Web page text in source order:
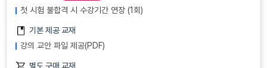
첫 시험 불합격 시 수강기간 연장 (1회)
기본 제공 교재
강의 교안 파일 제공(PDF)
별도 구매 교재